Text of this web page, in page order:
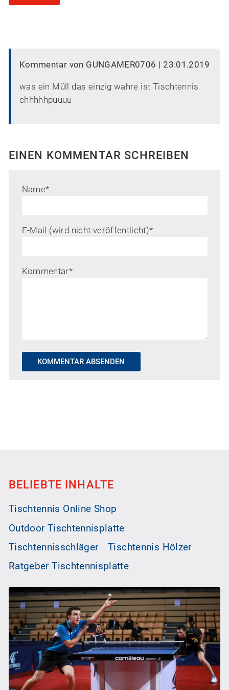
Kommentar von GUNGAMER0706 |23.01.2019
was ein Müll das einzig wahre ist Tischtennis
chhhhhpuuuu
EINEN KOMMENTAR SCHREIBEN
Name*
E-Mail (wird nicht veröffentlicht)*
Kommentar*
KOMMENTAR ABSENDEN
BELIEBTE INHALTE
Tischtennis Online Shop
Outdoor Tischtennisplatte
Tischtennisschläger
Tischtennis Hölzer
Ratgeber Tischtennisplatte